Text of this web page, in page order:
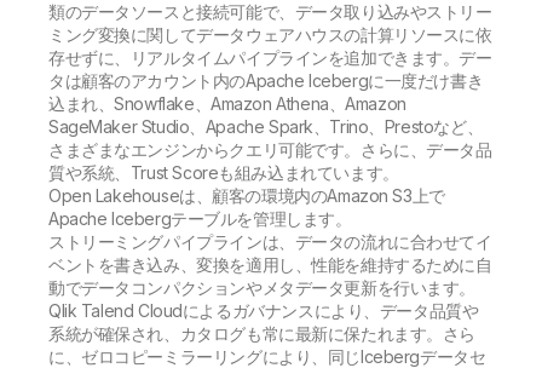
類のデータソースと接続可能で、データ取り込みやストリー
ミング変換に関してデータウェアハウスの計算リソースに依
存せずに、リアルタイムパイプラインを追加できます。デー
タは顧客のアカウント内のApache Icebergに一度だけ書き
込まれ、Snowflake、Amazon Athena、Amazon
SageMaker Studio、Apache Spark、Trino、Prestoなど、
さまざまなエンジンからクエリ可能です。さらに、データ品
質や系統、Trust Scoreも組み込まれています。
Open Lakehouseは、顧客の環境内のAmazon S3上で
Apache Icebergテーブルを管理します。
ストリーミングパイプラインは、データの流れに合わせてイ
ベントを書き込み、変換を適用し、性能を維持するために自
動でデータコンパクションやメタデータ更新を行います。
Qlik Talend Cloudによるガバナンスにより、データ品質や
系統が確保され、カタログも常に最新に保たれます。さら
に、ゼロコピーミラーリングにより、同じIcebergデータセ